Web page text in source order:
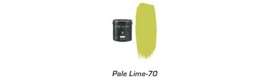
Pale Lime-70